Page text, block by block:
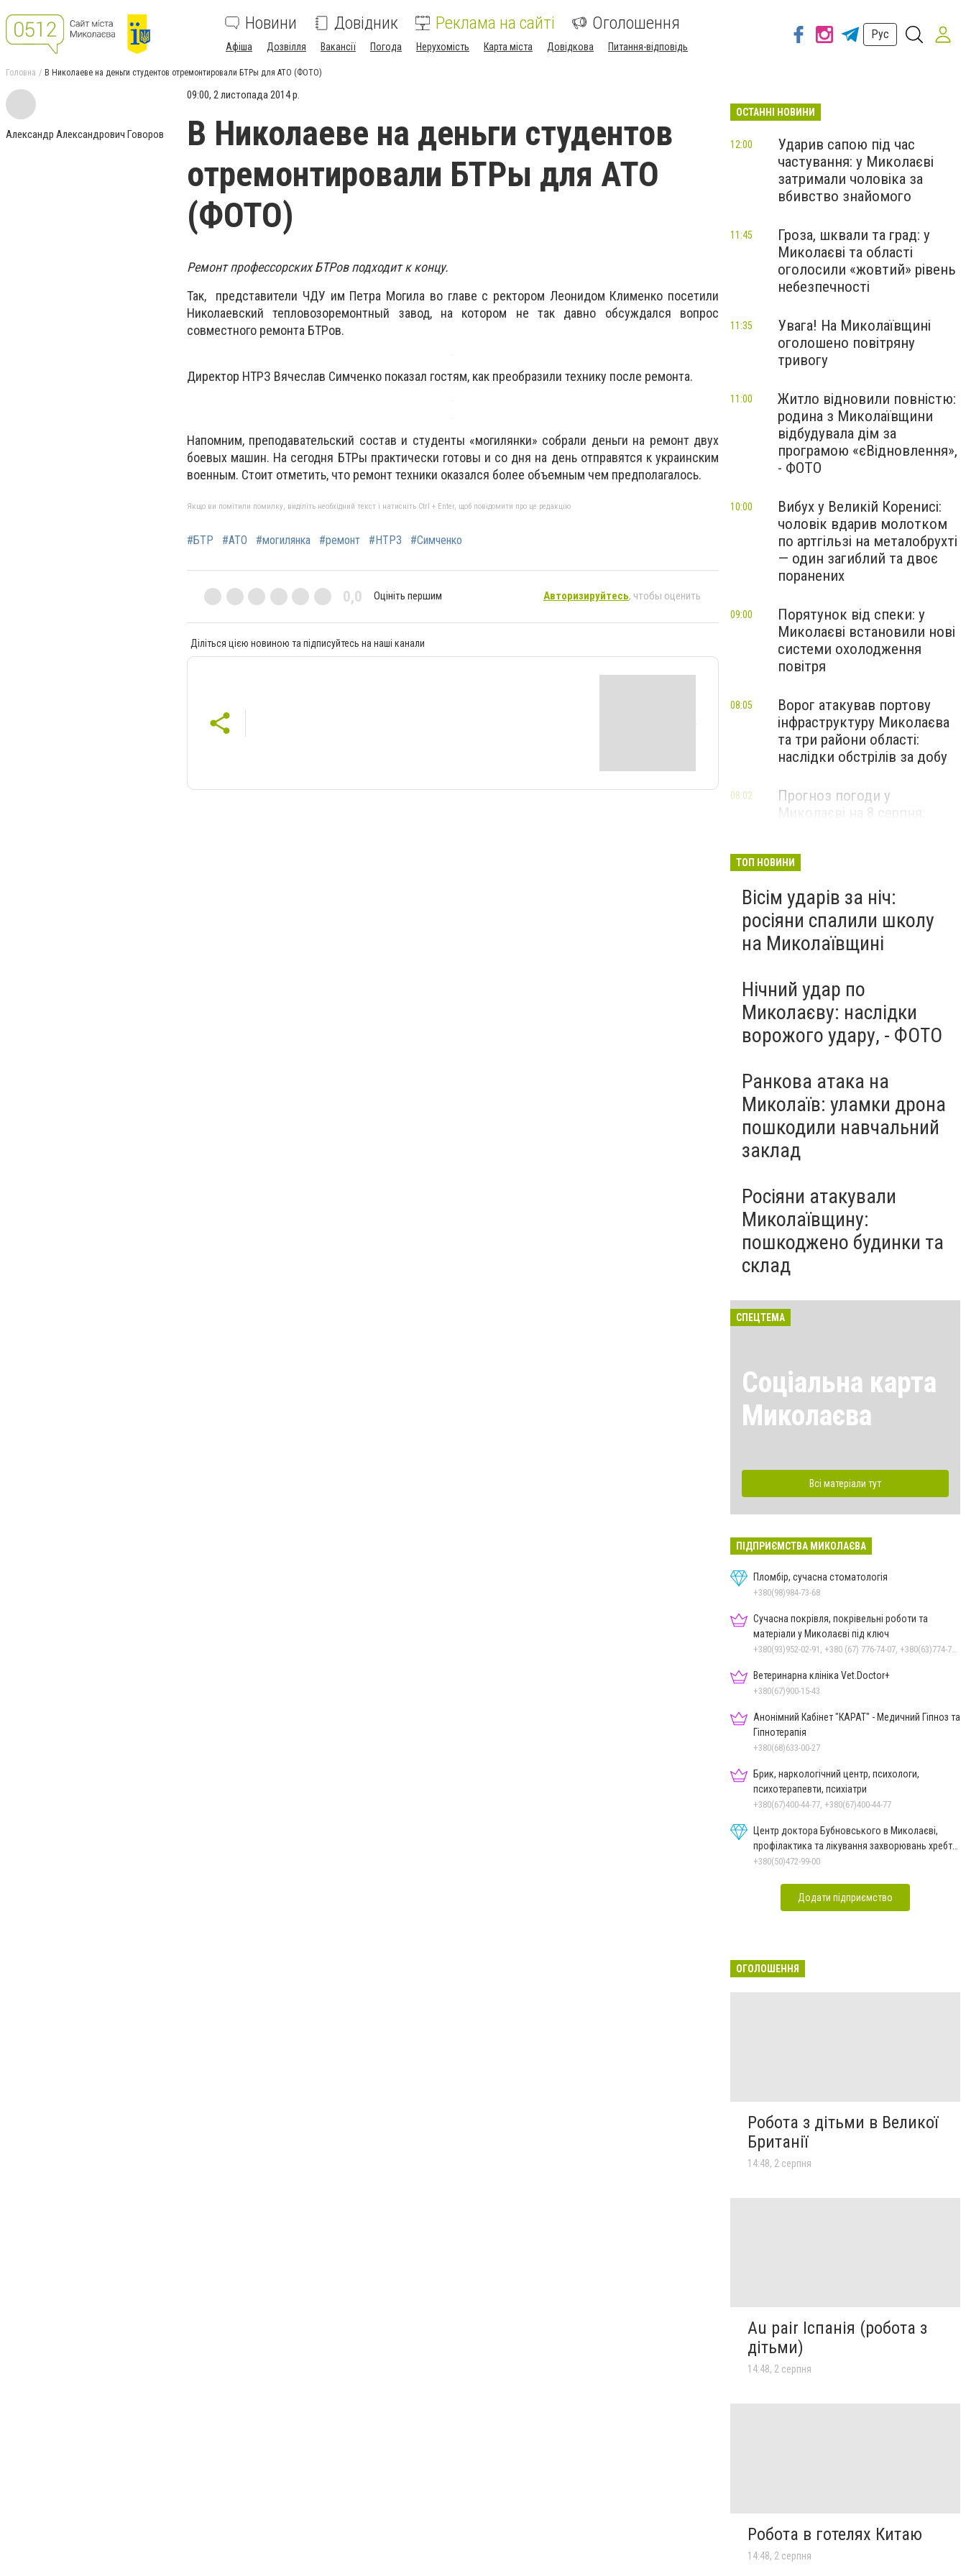
Новини Довідник Реклама на сайті Оголошення
Афіша Дозвілля Вакансії Погода Нерухомість Карта міста Довідкова Питання-відповідь
Рус
Головна В Николаеве на деньги студентов отремонтировали БТРы для АТО (ФОТО)
Александр Александрович Говоров
09:00, 2 листопада 2014 р.
В Николаеве на деньги студентов
отремонтировали БТРы для АТО
(ФОТО)
Ремонт профессорских БТРов подходит к концу.
Так, представители ЧДУ им Петра Могила во главе с ректором Леонидом Клименко посетили
Николаевский тепловозоремонтный завод, на котором не так давно обсуждался вопрос
совместного ремонта БТРов.
Директор НТРЗ Вячеслав Симченко показал гостям, как преобразили технику после ремонта.
Напомним, преподавательский состав и студенты «могилянки» собрали деньги на ремонт двух
боевых машин. На сегодня БТРы практически готовы и со дня на день отправятся к украинским
военным. Стоит отметить, что ремонт техники оказался более объемным чем предполагалось.
Якщо ви помітили помилку, виділіть необхідний текст і натисніть Ctrl + Enter, щоб повідомити про це редакцію
#БТР #АТО #могилянка #ремонт #НТРЗ #Симченко
0,0 Оцініть першим Авторизируйтесь, чтобы оценить
Діліться цією новиною та підписуйтесь на наші канали
ОСТАННІ НОВИНИ
Ударив сапою під час
частування: у Миколаєві
затримали чоловіка за
вбивство знайомого
12:00
Гроза, шквали та град: у
Миколаєві та області
оголосили «жовтий» рівень
небезпечності
11:45
Увага! На Миколаївщині
оголошено повітряну
тривогу
11:35
Житло відновили повністю:
родина з Миколаївщини
відбудувала дім за
програмою «єВідновлення»,
- ФОТО
11:00
Вибух у Великій Коренисі:
чоловік вдарив молотком
по артгільзі на металобрухті
— один загиблий та двоє
поранених
10:00
Порятунок від спеки: у
Миколаєві встановили нові
системи охолодження
повітря
09:00
Ворог атакував портову
інфраструктуру Миколаєва
та три райони області:
наслідки обстрілів за добу
08:05
Прогноз погоди у
Миколаєві на 8 серпня:
08:02
ТОП НОВИНИ
Вісім ударів за ніч:
росіяни спалили школу
на Миколаївщині
Нічний удар по
Миколаєву: наслідки
ворожого удару, - ФОТО
Ранкова атака на
Миколаїв: уламки дрона
пошкодили навчальний
заклад
Росіяни атакували
Миколаївщину:
пошкоджено будинки та
склад
СПЕЦТЕМА
Соціальна карта
Миколаєва
Всі матеріали тут
ПІДПРИЄМСТВА МИКОЛАЄВА
Пломбір, сучасна стоматологія
+380(98)984-73-68
Сучасна покрівля, покрівельні роботи та
матеріали у Миколаєві під ключ
Ветеринарна клініка Vet.Doctor+
+380(67)900-15-43
Анонімний Кабінет "КАРАТ" - Медичний Гіпноз та
Гіпнотерапія
+380(68)633-00-27
Брик, наркологічний центр, психологи,
психотерапевти, психіатри
+380(67)400-44-77, +380(67)400-44-77
Центр доктора Бубновського в Миколаєві,
профілактика та лікування захворювань хребта
і суглобів
+380(50)472-99-00
Додати підприємство
ОГОЛОШЕННЯ
Робота з дітьми в Великої
Британії
14:48, 2 серпня
Au pair Іспанія (робота з
дітьми)
14:48, 2 серпня
Робота в готелях Китаю
14:48, 2 серпня